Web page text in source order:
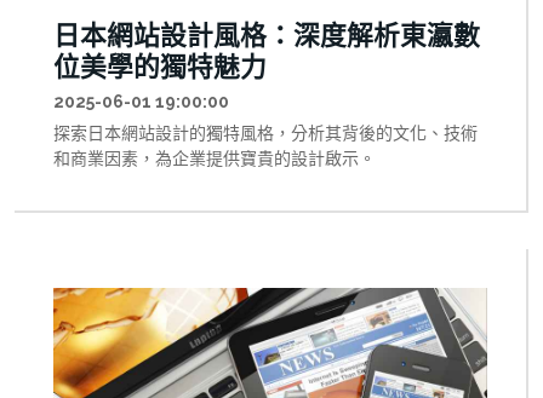
日本網站設計風格：深度解析東瀛數
位美學的獨特魅力
2025-06-01 19:00:00
探索日本網站設計的獨特風格，分析其背後的文化、技術
和商業因素，為企業提供寶貴的設計啟示。